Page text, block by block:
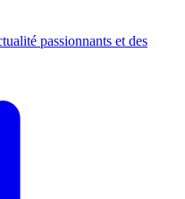
passionnants et des